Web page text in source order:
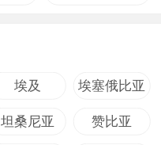
埃及 埃塞俄比亚
坦桑尼亚 赞比亚